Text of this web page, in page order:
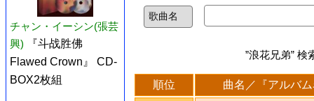
チャン・イーシン(張芸
興)
『斗战胜佛
Flawed Crown』 CD-
BOX2枚組
”浪花兄弟”
順位
曲名／『アルバ